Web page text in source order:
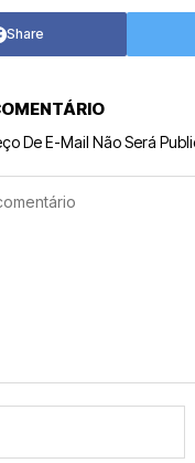
Share
De E-Mail Não Será